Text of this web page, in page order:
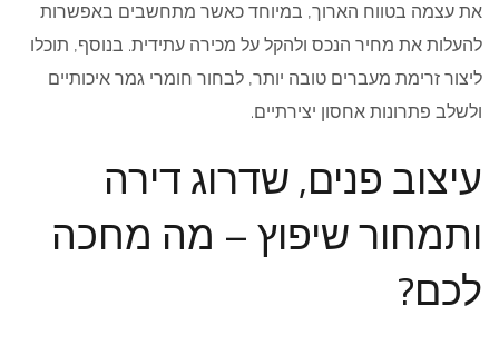
את עצמה בטווח הארוך, במיוחד כאשר מתחשבים באפשרות
להעלות את מחיר הנכס ולהקל על מכירה עתידית. בנוסף, תוכלו
ליצור זרימת מעברים טובה יותר, לבחור חומרי גמר איכותיים
ולשלב פתרונות אחסון יצירתיים.
עיצוב פנים, שדרוג דירה
ותמחור שיפוץ – מה מחכה
לכם?